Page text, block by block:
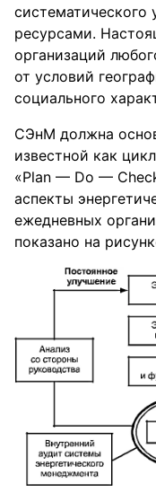
систематического
ресурсами.
организаций
от условий
социального
СЭнМ должна
известной как
«Plan — Do —
аспекты
ежедневных
показано на